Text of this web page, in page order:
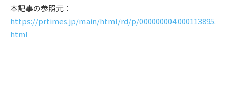
本記事の参照元：
https://prtimes.jp/main/html/rd/p/000000004.000113895.
html